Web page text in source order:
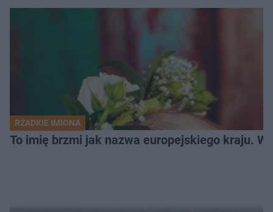
RZADKIE IMIONA
To imię brzmi jak nazwa europejskiego kraju.